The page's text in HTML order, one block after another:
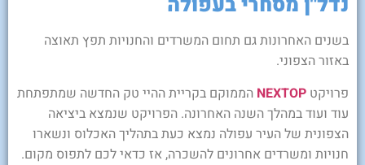
בשנים האחרונות גם תחום המשרדים והחנויות תפץ תאוצה
באזור הצפוני.
פרויקט NEXTOP הממוקם בקריית ההיי טק החדשה שמתפתחת
עוד ועוד במהלך השנה האחרונה. הפרויקט שנמצא ביציאה
הצפונית של העיר עפולה נמצא כעת בתהליך האכלוס ונשארו
חנויות ומשרדים אחרונים להשכרה, אז כדאי לכם לתפוס מקום.